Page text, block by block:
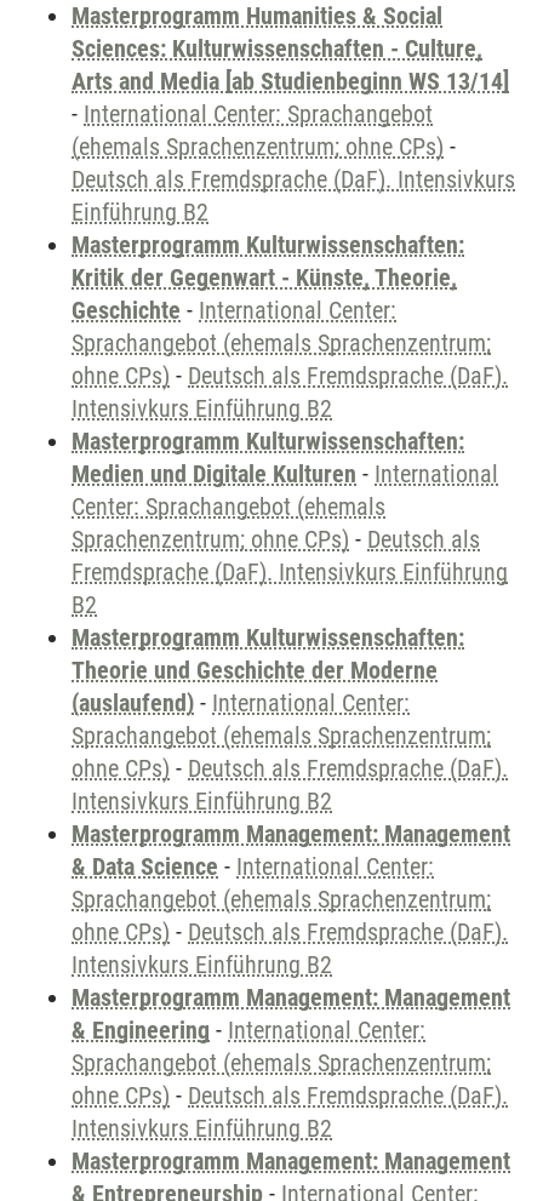
Masterprogramm Humanities & Social
Sciences: Kulturwissenschaften - Culture,
Arts and Media [ab Studienbeginn WS 13/14]
- International Center: Sprachangebot
(ehemals Sprachenzentrum; ohne CPs) -
Deutsch als Fremdsprache (DaF). Intensivkurs
Einführung B2
Masterprogramm Kulturwissenschaften:
Kritik der Gegenwart - Künste, Theorie,
Geschichte - International Center:
Sprachangebot (ehemals Sprachenzentrum;
ohne CPs) - Deutsch als Fremdsprache (DaF).
Intensivkurs Einführung B2
Masterprogramm Kulturwissenschaften:
Medien und Digitale Kulturen - International
Center: Sprachangebot (ehemals
Sprachenzentrum; ohne CPs) - Deutsch als
Fremdsprache (DaF). Intensivkurs Einführung
B2
Masterprogramm Kulturwissenschaften:
Theorie und Geschichte der Moderne
(auslaufend) - International Center:
Sprachangebot (ehemals Sprachenzentrum;
ohne CPs) - Deutsch als Fremdsprache (DaF).
Intensivkurs Einführung B2
Masterprogramm Management: Management
& Data Science - International Center:
Sprachangebot (ehemals Sprachenzentrum;
ohne CPs) - Deutsch als Fremdsprache (DaF).
Intensivkurs Einführung B2
Masterprogramm Management: Management
& Engineering - International Center:
Sprachangebot (ehemals Sprachenzentrum;
ohne CPs) - Deutsch als Fremdsprache (DaF).
Intensivkurs Einführung B2
Masterprogramm Management: Management
& Entrepreneurship - International Center: